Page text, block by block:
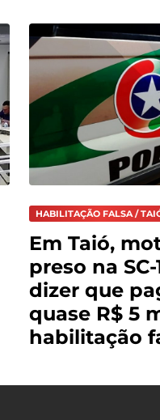
HABILITAÇÃO FALSA /
Em Taió,
preso na SC-
dizer que
quase R$ 5
habilitação